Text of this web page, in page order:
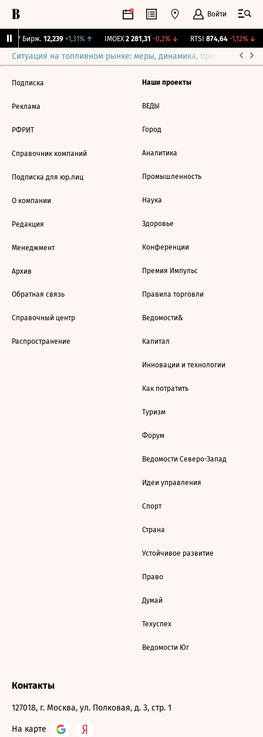
Войти
CNY Бирж. 12,239 +1,31%↑ IMOEX 2 281,31 -0,2%↓ RTSI 874,64 -1,12%↓
Ситуация на топливном рынке: меры, динамика, прогнозы
Подписка
Реклама
РФРИТ
Справочник компаний
Подписка для юр.лиц
О компании
Редакция
Менеджмент
Архив
Обратная связь
Справочный центр
Распространение
Наши проекты
ВЕДЫ
Город
Аналитика
Промышленность
Наука
Здоровье
Конференции
Премия Импульс
Правила торговли
Ведомости&
Капитал
Инновации и технологии
Как потратить
Туризм
Форум
Ведомости Северо-Запад
Идеи управления
Спорт
Страна
Устойчивое развитие
Право
Думай
Техуспех
Ведомости Юг
Контакты
127018, г. Москва, ул. Полковая, д. 3, стр. 1
На карте